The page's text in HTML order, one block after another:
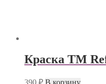
Краска TM